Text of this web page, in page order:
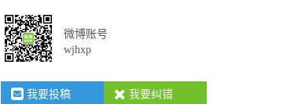
微博账号
wjhxp
我要投稿 我要纠错